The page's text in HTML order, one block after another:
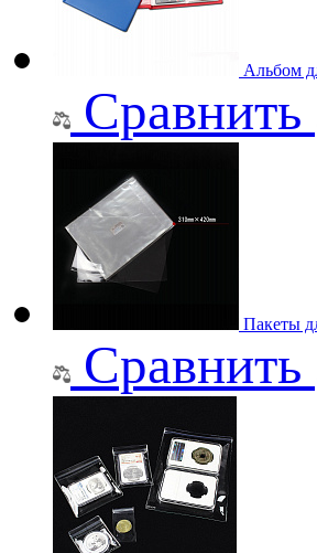
Альбом
Сравнить
Пакеты
Сравнить